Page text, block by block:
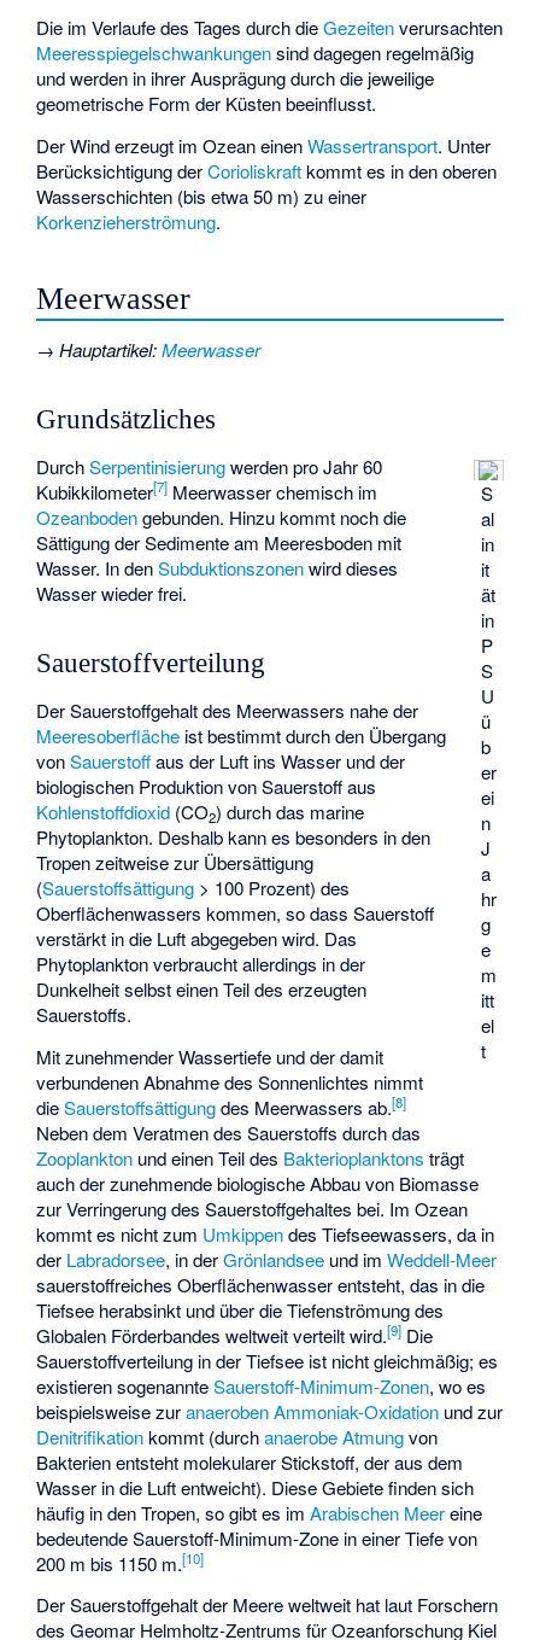
Die im Verlaufe des Tages durch dieGezeitenverursachten
Meeresspiegelschwankungensind dagegen regelmäßig
und werden in ihrer Ausprägung durch die jeweilige
geometrische Form der Küsten beeinflusst.
Der Wind erzeugt im Ozean einenWassertransport. Unter
Berücksichtigung derCorioliskraftkommt es in den oberen
Wasserschichten (bis etwa 50 m) zu einer
Korkenzieherströmung.
Meerwasser
→Hauptartikel:Meerwasser
Grundsätzliches
S
al
in
it
ät
in
P
S
U
ü
b
er
ei
n
J
a
hr
g
e
m
itt
el
t
DurchSerpentinisierungwerden pro Jahr 60
Kubikkilometer[7] Meerwasser chemisch im
Ozeanbodengebunden. Hinzu kommt noch die
Sättigung der Sedimente am Meeresboden mit
Wasser. In denSubduktionszonenwird dieses
Wasser wieder frei.
Sauerstoffverteilung
Der Sauerstoffgehalt des Meerwassers nahe der
Meeresoberfläche ist bestimmt durch den Übergang
vonSauerstoffaus der Luft ins Wasser und der
biologischen Produktion von Sauerstoff aus
Kohlenstoffdioxid (CO2) durch das marine
Phytoplankton. Deshalb kann es besonders in den
Tropen zeitweise zur Übersättigung
(Sauerstoffsättigung > 100 Prozent) des
Oberflächenwassers kommen, so dass Sauerstoff
verstärkt in die Luft abgegeben wird. Das
Phytoplankton verbraucht allerdings in der
Dunkelheit selbst einen Teil des erzeugten
Sauerstoffs.
Mit zunehmender Wassertiefe und der damit
verbundenen Abnahme des Sonnenlichtes nimmt
dieSauerstoffsättigungdes Meerwassers ab.[8]
Neben dem Veratmen des Sauerstoffs durch das
Zooplankton und einen Teil des Bakterioplanktons trägt
auch der zunehmende biologische Abbau von Biomasse
zur Verringerung des Sauerstoffgehaltes bei. Im Ozean
kommt es nicht zum Umkippendes Tiefseewassers, da in
der Labradorsee, in derGrönlandsee und imWeddell-Meer
sauerstoffreiches Oberflächenwasser entsteht, das in die
Tiefsee herabsinkt und über die Tiefenströmung des
Globalen Förderbandes weltweit verteilt wird.[9] Die
Sauerstoffverteilung in der Tiefsee ist nicht gleichmäßig; es
existieren sogenannteSauerstoff-Minimum-Zonen, wo es
beispielsweise zuranaeroben Ammoniak-Oxidation und zur
Denitrifikationkommt (durchanaerobe Atmungvon
Bakterien entsteht molekularer Stickstoff, der aus dem
Wasser in die Luft entweicht). Diese Gebiete finden sich
häufig in den Tropen, so gibt es imArabischen Meereine
bedeutende Sauerstoff-Minimum-Zone in einer Tiefe von
200 m bis 1150 m.[10]
Der Sauerstoffgehalt der Meere weltweit hat laut Forschern
desGeomar Helmholtz-Zentrums für Ozeanforschung Kiel